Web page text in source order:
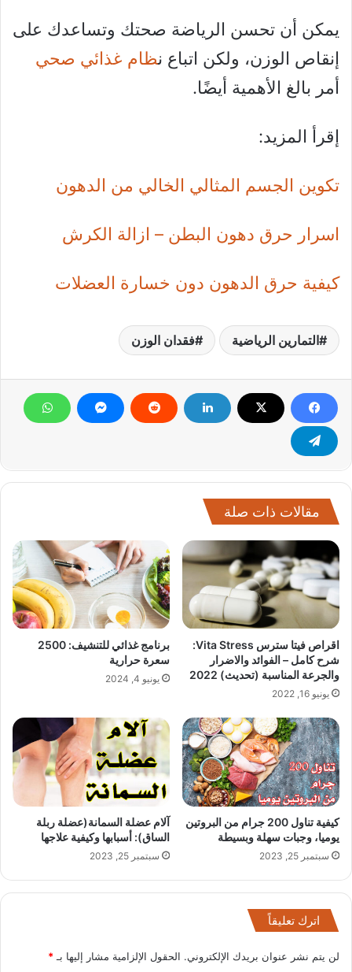
يمكن أن تحسن الرياضة صحتك وتساعدك على
إنقاص الوزن، ولكن اتباع نظام غذائي صحي
أمر بالغ الأهمية أيضًا.
إقرأ المزيد:
تكوين الجسم المثالي الخالي من الدهون
اسرار حرق دهون البطن – ازالة الكرش
كيفية حرق الدهون دون خسارة العضلات
التمارين الرياضية فقدان الوزن
مقالات ذات صلة
اقراص فيتا سترس Vita Stress:
شرح كامل – الفوائد والاضرار
والجرعة المناسبة (تحديث) 2022
يونيو 16, 2022
برنامج غذائي للتنشيف: 2500
سعرة حرارية
يونيو 4, 2024
كيفية تناول 200 جرام من البروتين
يوميا، وجبات سهلة وبسيطة
سبتمبر 25, 2023
آلام عضلة السمانة(عضلة ربلة
الساق): أسبابها وكيفية علاجها
سبتمبر 25, 2023
اترك تعليقاً
لن يتم نشر عنوان بريدك الإلكتروني. الحقول الإلزامية مشار إليها بـ *